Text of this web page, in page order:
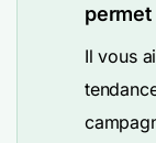
Il vous